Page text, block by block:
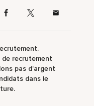
recrutement
pas d’argent
dans le